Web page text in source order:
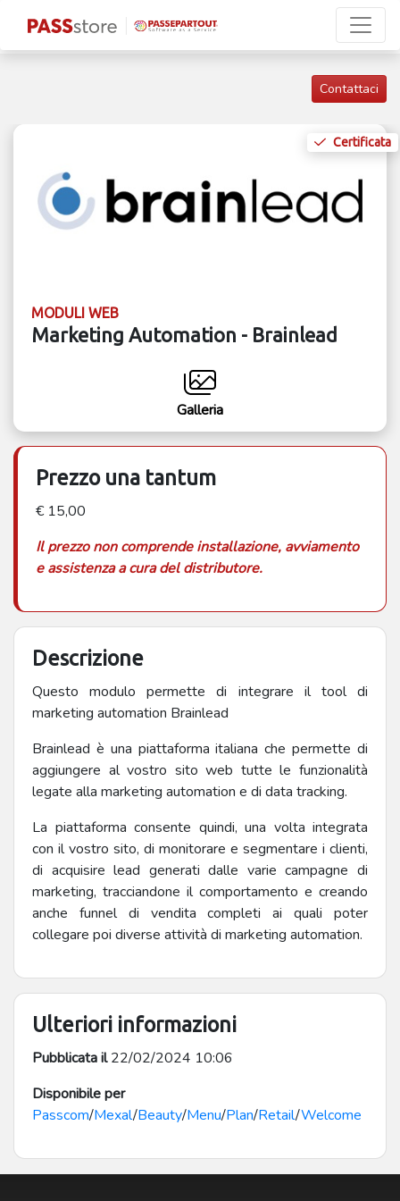
Contattaci
Certificata
MODULI WEB
Marketing Automation - Brainlead
Galleria
Prezzo una tantum
€ 15,00
Il prezzo non comprende installazione, avviamento
e assistenza a cura del distributore.
Descrizione
Questo modulo permette di integrare il tool di
marketing automation Brainlead
Brainlead è una piattaforma italiana che permette di
aggiungere al vostro sito web tutte le funzionalità
legate alla marketing automation e di data tracking.
La piattaforma consente quindi, una volta integrata
con il vostro sito, di monitorare e segmentare i clienti,
di acquisire lead generati dalle varie campagne di
marketing, tracciandone il comportamento e creando
anche funnel di vendita completi ai quali poter
collegare poi diverse attività di marketing automation.
Ulteriori informazioni
Pubblicata il22/02/2024 10:06
Disponibile per
Passcom/Mexal/Beauty/Menu/Plan/Retail/Welcome